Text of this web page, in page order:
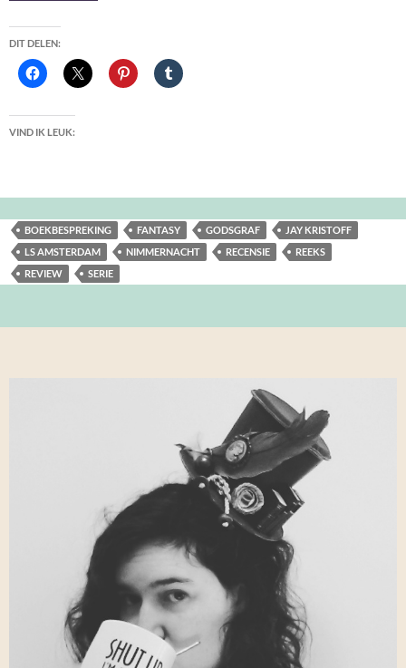
DIT DELEN:
VIND IK LEUK:
BOEKBESPREKING FANTASY GODSGRAF
JAY KRISTOFF
LS AMSTERDAM
NIMMERNACHT RECENSIE
REEKS
REVIEW
SERIE